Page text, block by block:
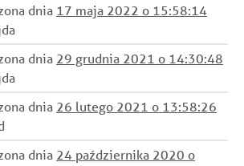
dnia 17 maja 2022 o 15:58:14
dnia 29 grudnia 2021 o 14:30:48
dnia 26 lutego 2021 o 13:58:26
dnia 24 października 2020 o
zasady przetwarzania danych
wiadomościach e-mail. Szczegółowe
danych przedstawiono na stronie